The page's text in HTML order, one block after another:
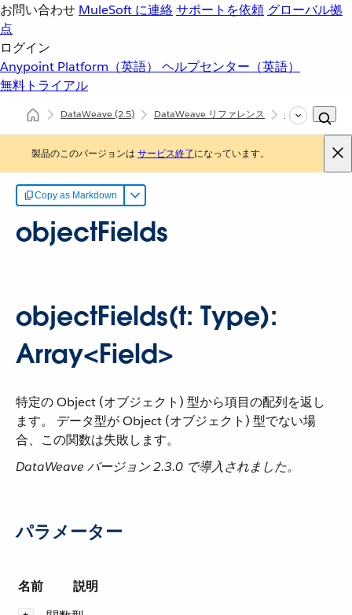
お問い合わせ MuleSoft に連絡サポートを依頼 グローバル拠
点
ログイン
Anypoint Platform（英語） ヘルプセンター（英語）
無料トライアル
DataWeave(2.5) DataWeave リファレンス dw::core::Types
製品のこのバージョンは サービス終了になっています。
Copy as Markdown
objectFields
objectFields(t: Type):
Array<Field>
特定の Object (オブジェクト) 型から項目の配列を返し
ます。 データ型が Object (オブジェクト) 型でない場
合、この関数は失敗します。
DataWeave バージョン 2.3.0 で導入されました。
パラメーター
名前 説明